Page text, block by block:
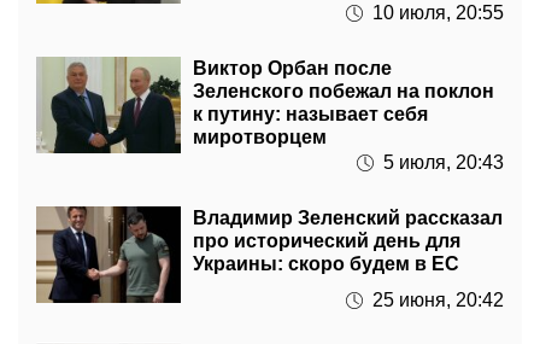
10 июля, 20:55
Виктор Орбан после
Зеленского побежал на поклон
к путину: называет себя
миротворцем
5 июля, 20:43
Владимир Зеленский рассказал
про исторический день для
Украины: скоро будем в ЕС
25 июня, 20:42